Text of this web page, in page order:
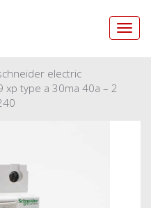
electric
type a 30ma 40a – 2